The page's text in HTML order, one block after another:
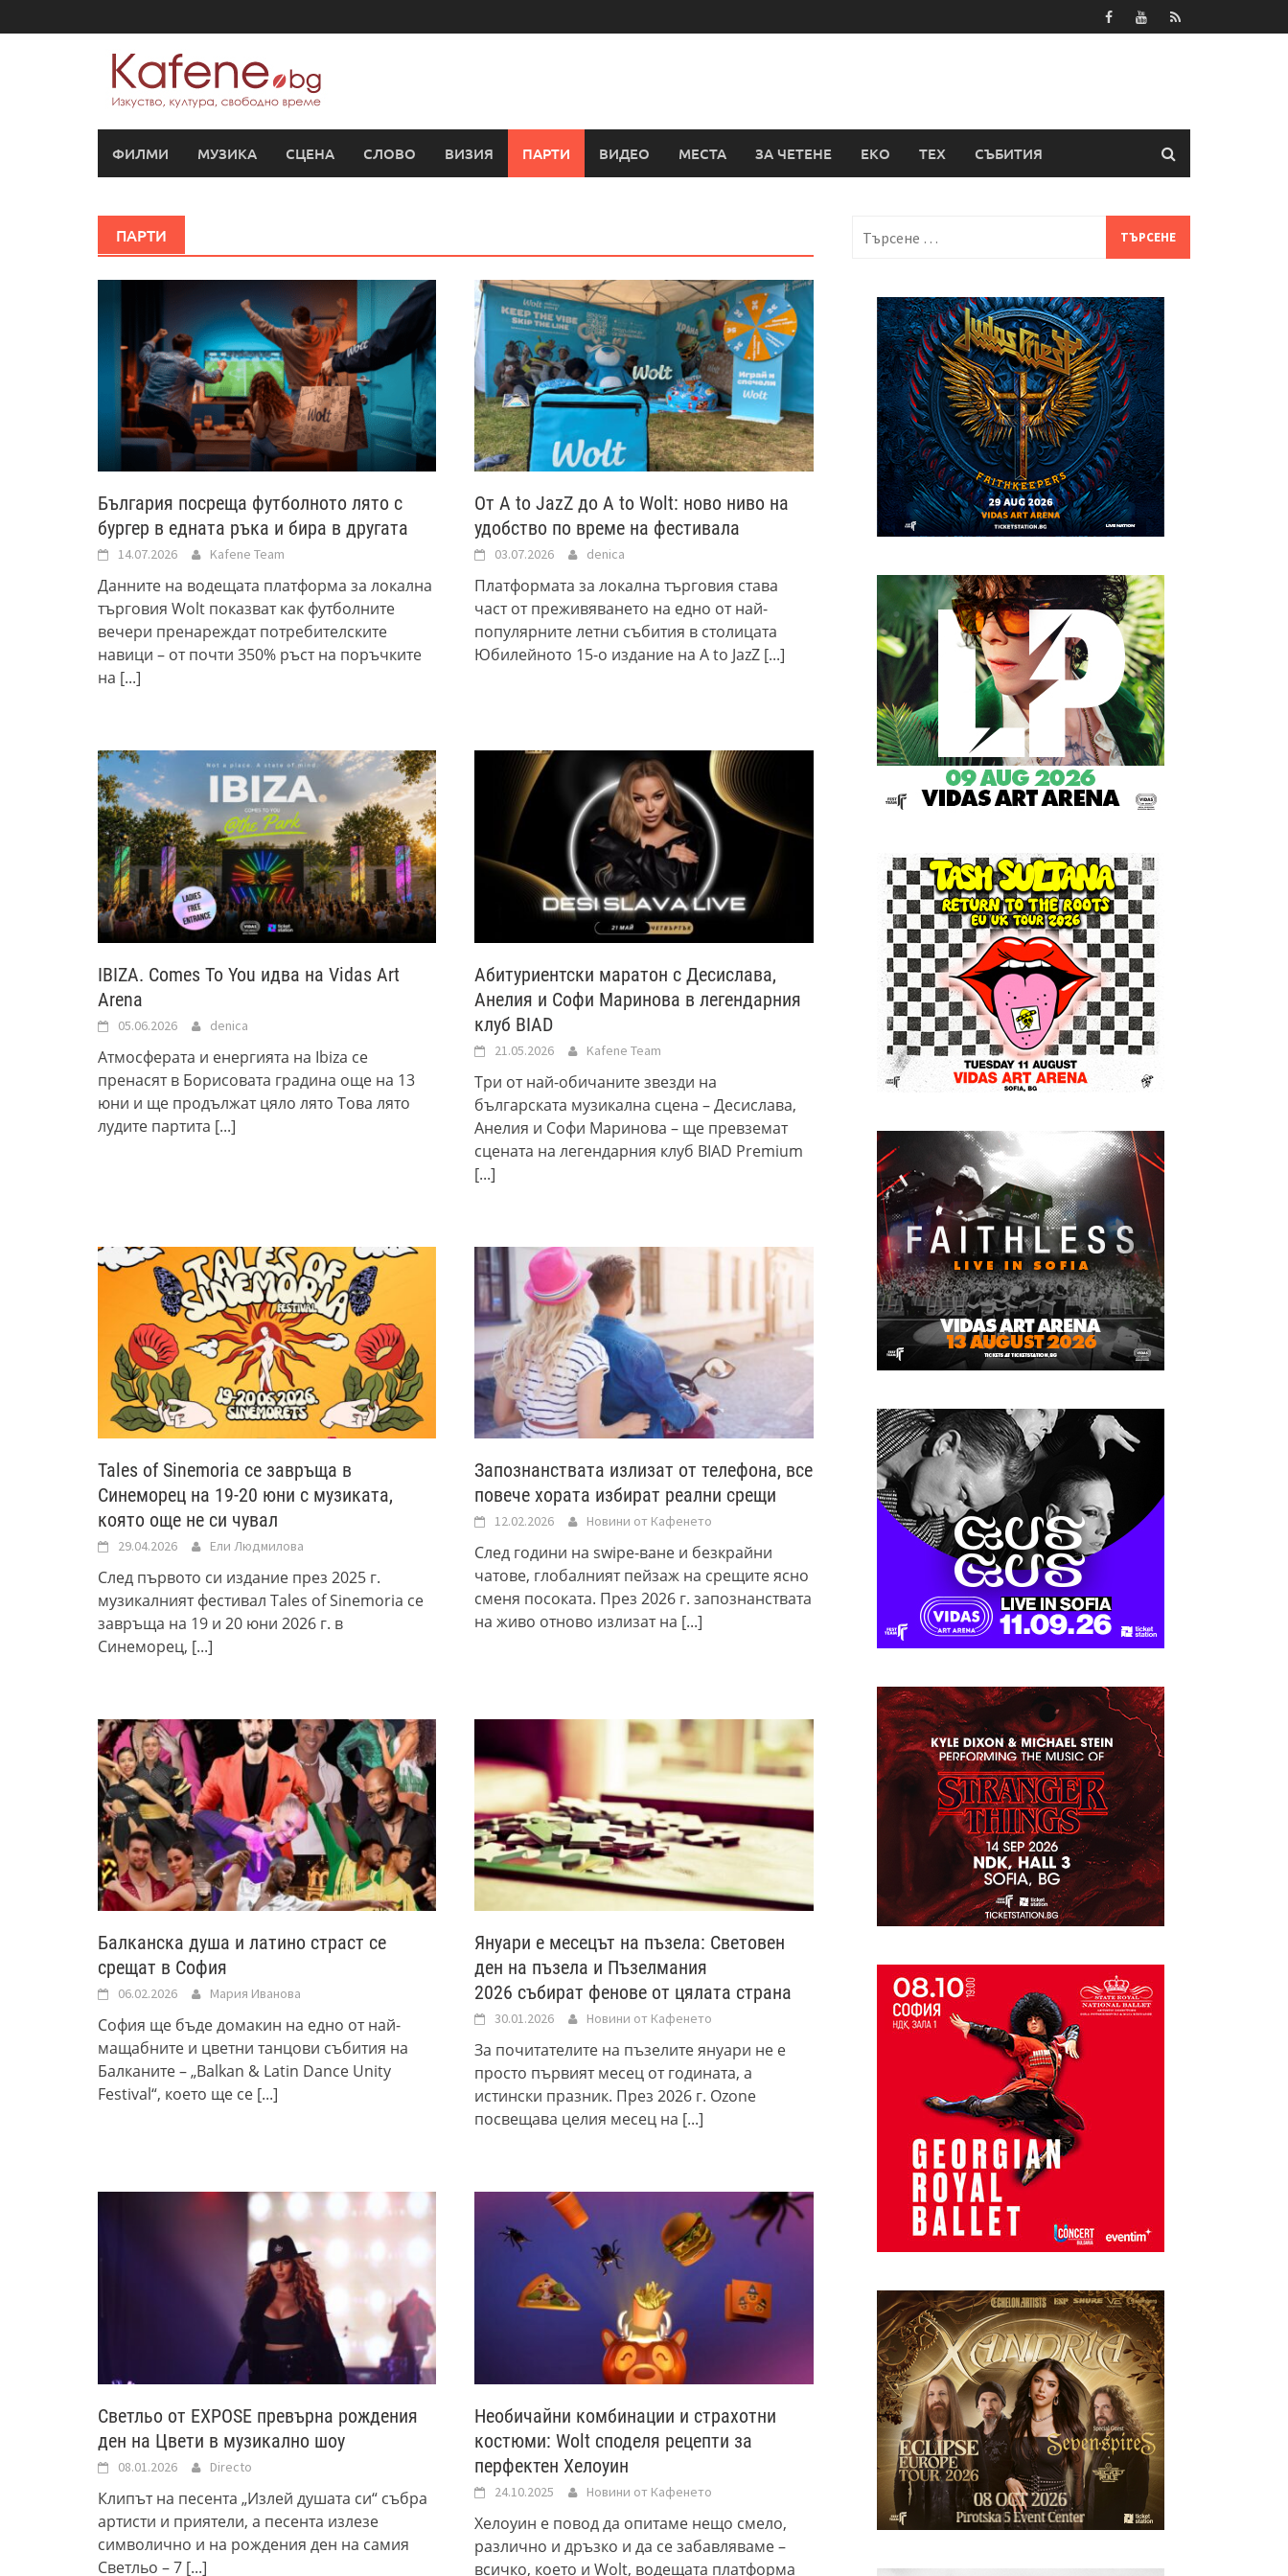
to
ФИЛМИ МУЗИКА СЦЕНА СЛОВО ВИЗИЯ ПАРТИ ВИДЕО МЕСТА ЗА ЧЕТЕНЕ ЕКО ТЕХ СЪБИТИЯ
ПАРТИ
България посреща футболното лято с
бургер в едната ръка и бира в другата
14.07.2026 Kafene Team
Данните на водещата платформа за локална
търговия Wolt показват как футболните
вечери пренареждат потребителските
навици – от почти 350% ръст на поръчките
на [...]
От A to JazZ до A to Wolt: ново ниво на
удобство по време на фестивала
03.07.2026 denica
Платформата за локална търговия става
част от преживяването на едно от най-
популярните летни събития в столицата
Юбилейното 15-о издание на A to JazZ [...]
IBIZA. Comes To You идва на Vidas Art
Arena
05.06.2026 denica
Атмосферата и енергията на Ibiza се
пренасят в Борисовата градина още на 13
юни и ще продължат цяло лято Това лято
лудите партита [...]
Абитуриентски маратон с Десислава,
Анелия и Софи Маринова в легендарния
клуб BIAD
21.05.2026 Kafene Team
Три от най-обичаните звезди на
българската музикална сцена – Десислава,
Анелия и Софи Маринова – ще превземат
сцената на легендарния клуб BIAD Premium
[...]
Tales of Sinemoria се завръща в
Синеморец на 19-20 юни с музиката,
която още не си чувал
29.04.2026 Ели Людмилова
След първото си издание през 2025 г.
музикалният фестивал Tales of Sinemoria се
завръща на 19 и 20 юни 2026 г. в
Синеморец, [...]
Запознанствата излизат от телефона, все
повече хората избират реални срещи
12.02.2026 Новини от Кафенето
След години на swipe-ване и безкрайни
чатове, глобалният пейзаж на срещите ясно
сменя посоката. През 2026 г. запознанствата
на живо отново излизат на [...]
Балканска душа и латино страст се
срещат в София
06.02.2026 Мария Иванова
София ще бъде домакин на едно от най-
мащабните и цветни танцови събития на
Балканите – „Balkan & Latin Dance Unity
Festival“, което ще се [...]
Януари е месецът на пъзела: Световен
ден на пъзела и Пъзелмания
2026 събират фенове от цялата страна
30.01.2026 Новини от Кафенето
За почитателите на пъзелите януари не е
просто първият месец от годината, а
истински празник. През 2026 г. Ozone
посвещава целия месец на [...]
Светльо от EXPOSE превърна рождения
ден на Цвети в музикално шоу
08.01.2026 Directo
Клипът на песента „Излей душата си“ събра
артисти и приятели, а песента излезе
символично и на рождения ден на самия
Светльо – 7 [...]
Необичайни комбинации и страхотни
костюми: Wolt споделя рецепти за
перфектен Хелоуин
24.10.2025 Новини от Кафенето
Хелоуин е повод да опитаме нещо смело,
различно и дръзко и да се забавляваме –
всичко, което и Wolt, водещата платформа
за: